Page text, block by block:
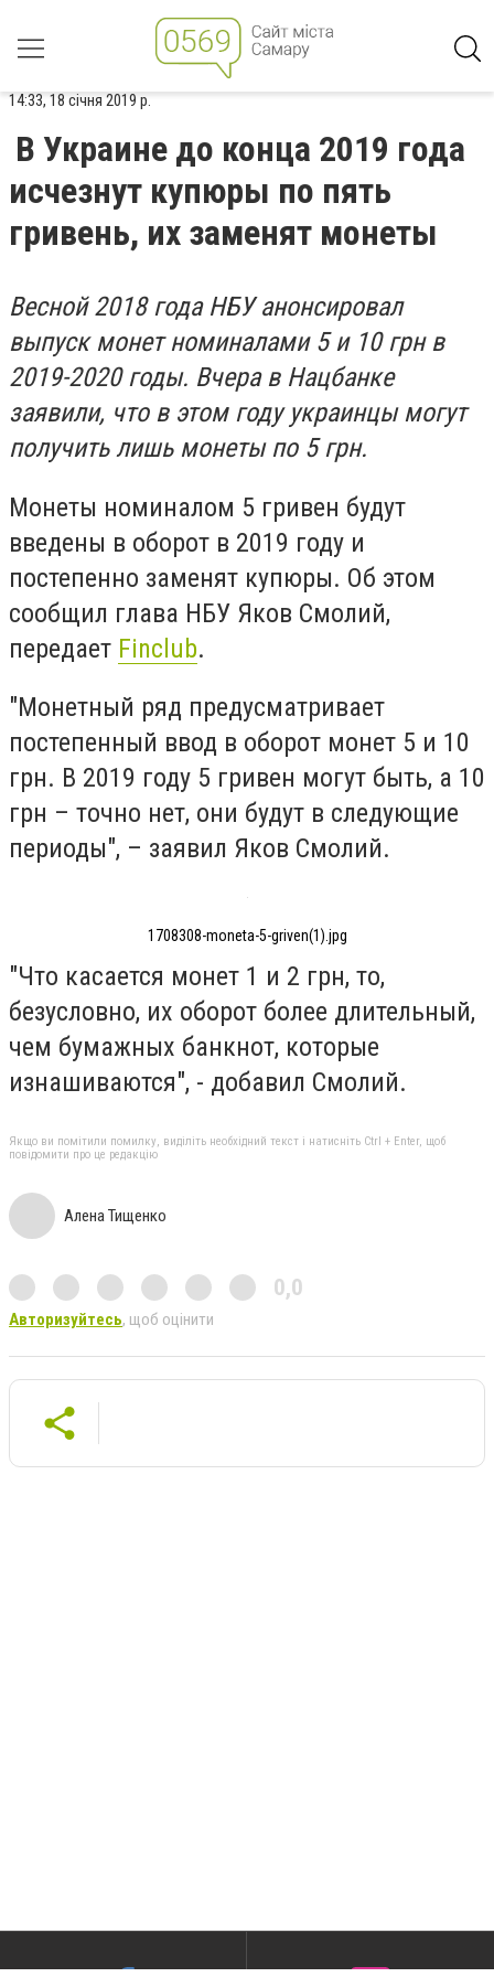
14:33, 18 січня 2019 р.
В Украине до конца 2019 года
исчезнут купюры по пять
гривень, их заменят монеты
Весной 2018 года НБУ анонсировал
выпуск монет номиналами 5 и 10 грн в
2019-2020 годы. Вчера в Нацбанке
заявили, что в этом году украинцы могут
получить лишь монеты по 5 грн.
Монеты номиналом 5 гривен будут
введены в оборот в 2019 году и
постепенно заменят купюры. Об этом
сообщил глава НБУ Яков Смолий,
передает Finclub.
"Монетный ряд предусматривает
постепенный ввод в оборот монет 5 и 10
грн. В 2019 году 5 гривен могут быть, а 10
грн – точно нет, они будут в следующие
периоды", – заявил Яков Смолий.
1708308-moneta-5-griven(1).jpg
"Что касается монет 1 и 2 грн, то,
безусловно, их оборот более длительный,
чем бумажных банкнот, которые
изнашиваются", - добавил Смолий.
Якщо ви помітили помилку, виділіть необхідний текст і натисніть Ctrl + Enter, щоб
повідомити про це редакцію
Алена Тищенко
0,0
Авторизуйтесь, щоб оцінити